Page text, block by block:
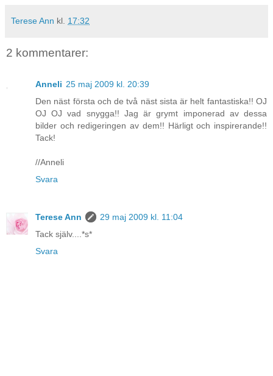
Terese Ann kl. 17:32
2 kommentarer:
Anneli 25 maj 2009 kl. 20:39
Den näst första och de två näst sista är helt fantastiska!! OJ
OJ OJ vad snygga!! Jag är grymt imponerad av dessa
bilder och redigeringen av dem!! Härligt och inspirerande!!
Tack!
//Anneli
Svara
Terese Ann
29 maj 2009 kl. 11:04
Tack själv....*s*
Svara